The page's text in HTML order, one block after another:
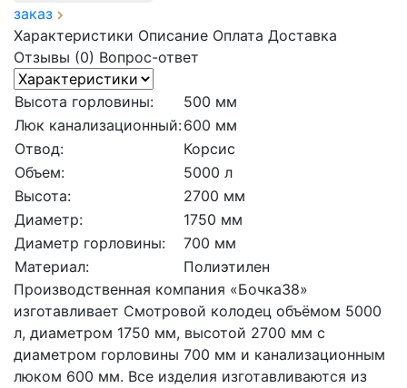
заказ
Характеристики Описание Оплата Доставка
Отзывы (0) Вопрос-ответ
Высота горловины:
500 мм
Люк канализационный:600 мм
Отвод:
Корсис
Объем:
5000 л
Высота:
2700 мм
Диаметр:
1750 мм
Диаметр горловины:
700 мм
Материал:
Полиэтилен
Производственная компания «Бочка38»
изготавливает Смотровой колодец объёмом 5000
л, диаметром 1750 мм, высотой 2700 мм с
диаметром горловины 700 мм и канализационным
люком 600 мм. Все изделия изготавливаются из